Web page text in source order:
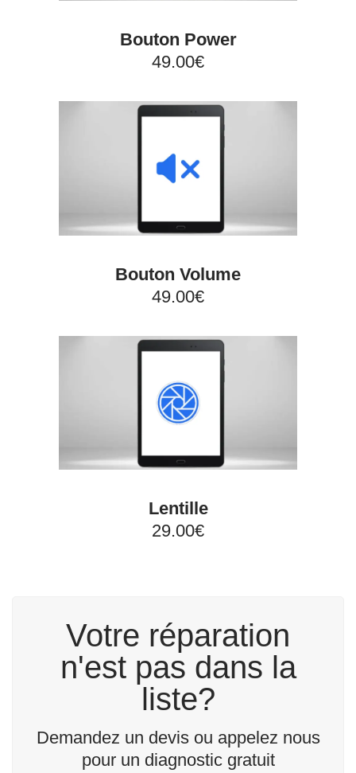
Bouton Power
49.00€
Bouton Volume
49.00€
Lentille
29.00€
Votre réparation
n'est pas dans la
liste?
Demandez un devis ou appelez nous
pour un diagnostic gratuit